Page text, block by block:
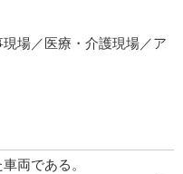
場／医療・介護現場／ア
両である。